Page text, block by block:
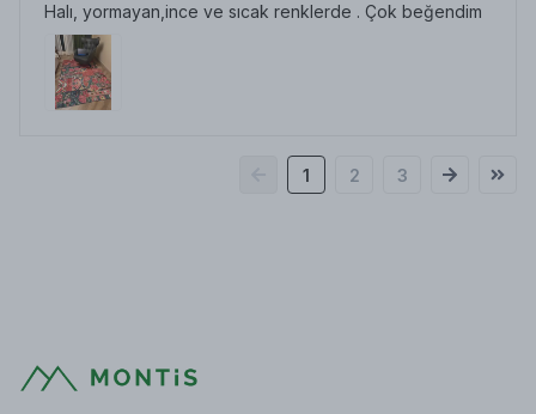
Halı, yormayan,ince ve sıcak renklerde . Çok beğendim
1 2 3